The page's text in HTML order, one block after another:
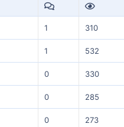
1 310
1 532
0 330
0 285
0 273